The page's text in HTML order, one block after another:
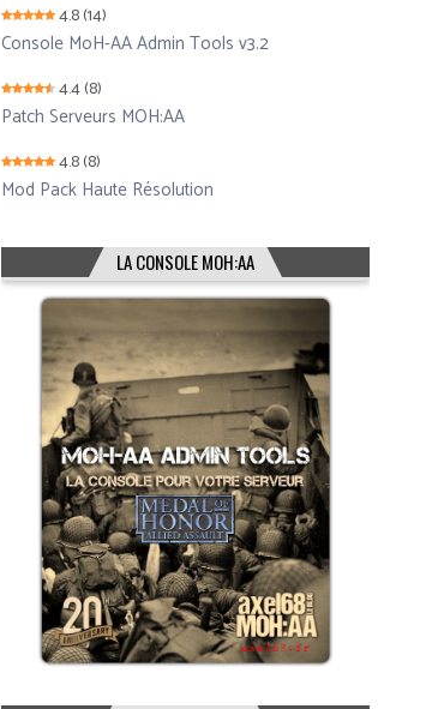
4.8(14)
Console MoH-AA Admin Tools v3.2
4.4(8)
Patch Serveurs MOH:AA
4.8(8)
Mod Pack Haute Résolution
LA CONSOLE MOH:AA